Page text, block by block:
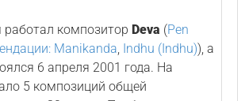
композитор Deva (Pen
Manikanda, Indhu (Indhu)), а
6 апреля 2001 года. На
5 композиций общей